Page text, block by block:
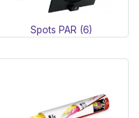
Spots PAR (6)